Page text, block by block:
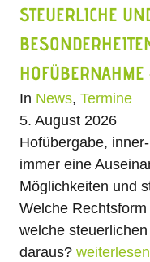
STEUERLICHE
In News, Termine
5. August 2026
Hofübergabe,
immer eine
Möglichkeiten und
Welche
welche
daraus?weiterlesen